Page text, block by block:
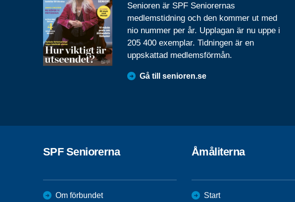
Senioren är SPF Seniorernas
medlemstidning och den kommer ut med
nio nummer per år. Upplagan är nu uppe i
205 400 exemplar. Tidningen är en
uppskattad medlemsförmån.
Gå till senioren.se
SPF Seniorerna
Om förbundet
Åmåliterna
Start